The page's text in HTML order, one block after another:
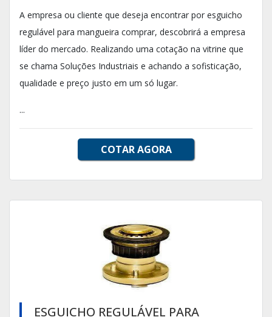
A empresa ou cliente que deseja encontrar por esguicho
regulável para mangueira comprar, descobrirá a empresa
líder do mercado. Realizando uma cotação na vitrine que
se chama Soluções Industriais e achando a sofisticação,
qualidade e preço justo em um só lugar.
...
COTAR AGORA
ESGUICHO REGULÁVEL PARA